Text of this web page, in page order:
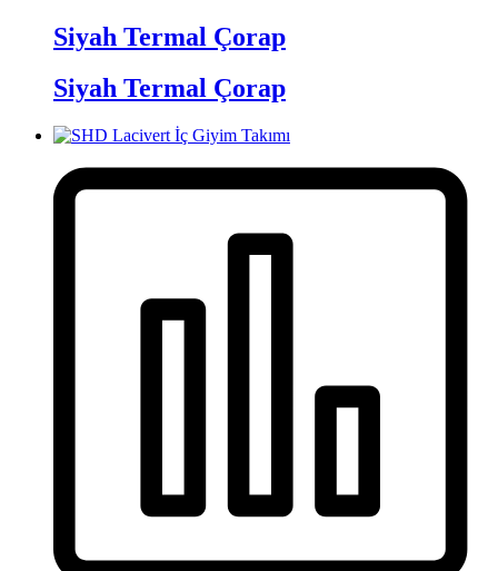
Siyah Termal Çorap
Siyah Termal Çorap